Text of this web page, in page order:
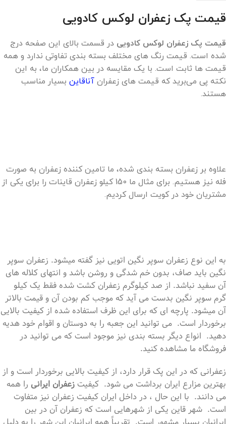
قیمت پک زعفران لوکس کادویی
قیمت پک زعفران لوکس کادویی در قسمت بالای این صفحه درج
شده است. قیمت رنگ های مختلف بسته بندی تفاوتی ندارد و همه
قیمت ها ثابت است. با یک مقایسه در بین همکاران ما، به این
نکته پی می‌برید که قیمت های زعفران آناقاین بسیار مناسب
هستند.
علاوه بر زعفران بسته بندی شده، ما تامین کننده زعفران به صورت
فله نیز هستیم. برای مثال ما 150 کیلو زعفران قاینات را برای یکی از
مشتریان خود در کویت ارسال کردیم.
به این نوع زعفران سوپر نگین اتویی نیز گفته میشود. زعفران سوپر
نگین باید صاف، بدون خم شدگی و روشن باشد و انتهای کلاله های
آن سفید نباشد. از صد کیلوگرم زعفران کشت شده فقط یک کیلو
گرم سوپر نگین بدست می آید که موجب کم بودن آن و قیمت بالاتر
آن میشود. پارچه ای که برای این ظرف استفاده شده از کیفیت بالایی
برخوردار است. می توانید این جعبه را به دوستان و اقوام خود هدیه
دهید. انواع دیگر بسته بندی نیز موجود است که می توانید در
فروشگاه ما مشاهده کنید.
زعفرانی که در این پک قرار دارد، از کیفیت بالایی برخوردار است و از
بهترین مزارع ایران برداشت می شود. کیفیت زعفران ایرانی را همه
می دانند. با این حال ، در داخل ایران کیفیت زعفران نیز متفاوت
است. شهر قاین یکی از شهرهایی است که زعفران آن در بین